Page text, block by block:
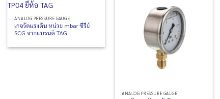
ANALOG PRESSURE GAUGE
เกจวัดแรงดัน หน่วย mbar ซีรีย์
SCG จากแบรนด์ TAG
ANALOG PRESSURE GAUGE